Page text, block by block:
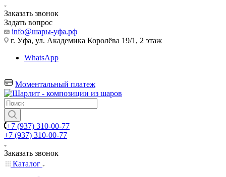
Заказать звонок
Задать вопрос
info@шары-уфа.рф
г. Уфа, ул. Академика Королёва 19/1, 2 этаж
WhatsApp
Моментальный платеж
+7 (937) 310-00-77
+7 (937) 310-00-77
Заказать звонок
Каталог